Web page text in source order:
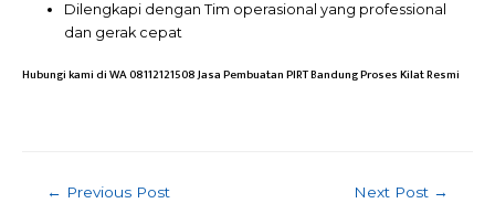
Dilengkapi dengan Tim operasional yang professional
dan gerak cepat
Hubungikamidi WA 08112121508 Jasa Pembuatan PIRT Bandung Proses Kilat Resmi
Post
← Previous Post Next Post →